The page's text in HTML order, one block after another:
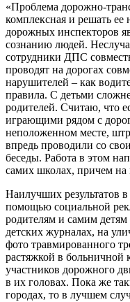
«Проблема дорожно-
комплексная и решать
дорожных инспекторов
сознанию людей.
сотрудники ДПС
проводят на дорогах
нарушителей – как
правила. С детьми
родителей. Считаю, что
играющими рядом с
неположенном месте,
впредь проводили со
беседы. Работа в этом
самих школах, причем на
Наилучших результатов
помощью социальной
родителям и самим детям
детских журналах, на
фото травмированного
растяжкой в больничной
участников дорожного
в их головах. Пока же
городах, то в лучшем